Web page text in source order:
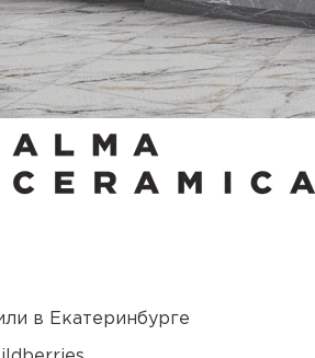
в Екатеринбурге